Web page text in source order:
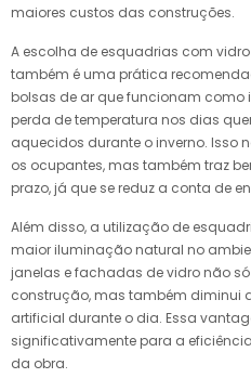
maiores custos das construções.
A escolha de esquadrias com
também é uma prática
bolsas de ar que funcionam como
perda de temperatura nos dias
aquecidos durante o inverno. Isso
os ocupantes, mas também traz
prazo, já que se reduz a conta de
Além disso, a utilização de
maior iluminação natural no
janelas e fachadas de vidro não
construção, mas também diminui
artificial durante o dia. Essa
significativamente para a
da obra.